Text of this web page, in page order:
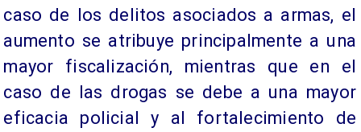
caso de los delitos asociados a armas, el
aumento se atribuye principalmente a una
mayor fiscalización, mientras que en el
caso de las drogas se debe a una mayor
eficacia policial y al fortalecimiento de